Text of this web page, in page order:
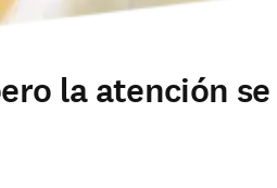
la atención